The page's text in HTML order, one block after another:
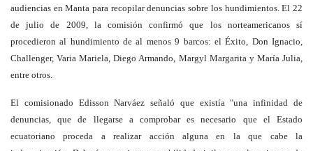
audiencias en Manta para recopilar denuncias sobre los hundimientos. El 22
de julio de 2009, la comisión confirmó que los norteamericanos sí
procedieron al hundimiento de al menos 9 barcos: el Éxito, Don Ignacio,
Challenger, Varia Mariela, Diego Armando, Margyl Margarita y María Julia,
entre otros.
El comisionado Edisson Narváez señaló que existía "una infinidad de
denuncias, que de llegarse a comprobar es necesario que el Estado
ecuatoriano proceda a realizar acción alguna en la que cabe la